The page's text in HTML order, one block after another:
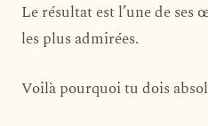
Le résultat est l’une de ses
les plus admirées.
Voilà pourquoi tu dois